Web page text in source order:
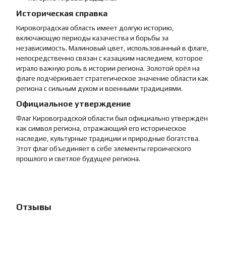
Историческая справка
Кировоградская область имеет долгую историю,
включающую периоды казачества и борьбы за
независимость. Малиновый цвет, использованный в флаге,
непосредственно связан с казацким наследием, которое
играло важную роль в истории региона. Золотой орёл на
флаге подчёркивает стратегическое значение области как
региона с сильным духом и военными традициями.
Официальное утверждение
Флаг Кировоградской области был официально утверждён
как символ региона, отражающий его историческое
наследие, культурные традиции и природные богатства.
Этот флаг объединяет в себе элементы героического
прошлого и светлое будущее региона.
Отзывы